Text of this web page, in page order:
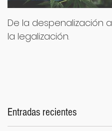
De la despenalización a
la legalización.
Entradas recientes